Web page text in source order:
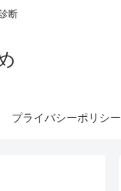
断
プライバシーポリシー